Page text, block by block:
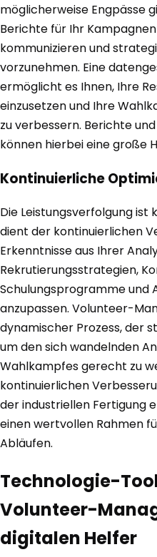
möglicherweise Engpässe
Berichte für Ihr
kommunizieren und
vorzunehmen. Eine
ermöglicht es Ihnen, Ihre
einzusetzen und Ihre
zu verbessern. Berichte
können hierbei eine große
Kontinuierliche
Die Leistungsverfolgung ist
dient der kontinuierlichen
Erkenntnisse aus Ihrer
Rekrutierungsstrategien,
Schulungsprogramme und
anzupassen. Volunteer-
dynamischer Prozess, der
um den sich wandelnden
Wahlkampfes gerecht zu
kontinuierlichen
der industriellen Fertigung
einen wertvollen Rahmen
Abläufen.
Technologie-
Volunteer-
digitalen Helfer